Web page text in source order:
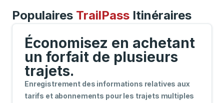
Populaires TrailPass Itinéraires
Économisez en achetant
un forfait de plusieurs
trajets.
Enregistrement des informations relatives aux
tarifs et abonnements pour les trajets multiples